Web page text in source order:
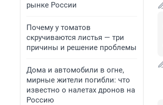
рынке России
Почему у томатов
скручиваются листья — три
причины и решение проблемы
Дома и автомобили в огне,
мирные жители погибли: что
известно о налетах дронов на
Россию